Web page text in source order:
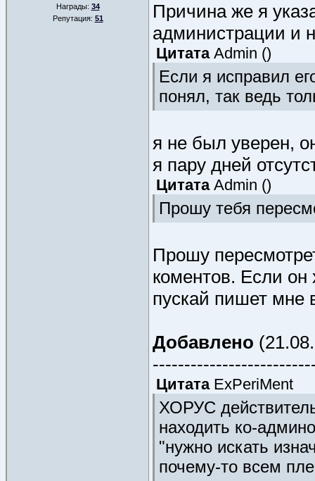
Награды: 34
Репутация: 51
Причина же я
администрации и
Цитата Admin ()
Если я исправил
понял, так ведь
я не был уверен,
я пару дней
Цитата Admin ()
Прошу тебя
Прошу
коментов. Если он
пускай пишет мне
Добавлено
Цитата ExPeriMent
ХОРУС
находить ко-
"нужно искать
почему-то всем